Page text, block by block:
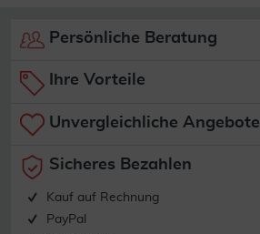
Persönliche Beratung
Ihre Vorteile
Unvergleichliche Angebote
Sicheres Bezahlen
Kauf auf Rechnung
PayPal